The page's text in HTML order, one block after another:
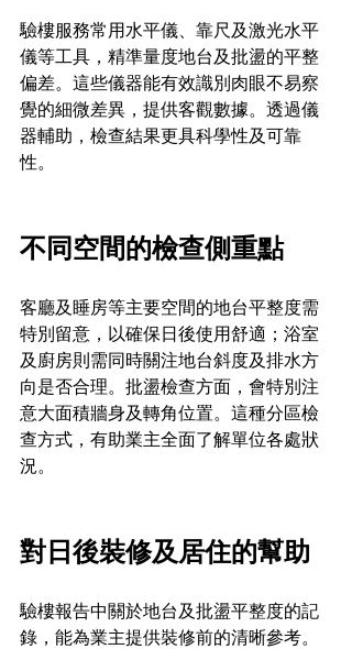
驗樓服務常用水平儀、靠尺及激光水平
儀等工具，精準量度地台及批盪的平整
偏差。這些儀器能有效識別肉眼不易察
覺的細微差異，提供客觀數據。透過儀
器輔助，檢查結果更具科學性及可靠
性。
不同空間的檢查側重點
客廳及睡房等主要空間的地台平整度需
特別留意，以確保日後使用舒適；浴室
及廚房則需同時關注地台斜度及排水方
向是否合理。批盪檢查方面，會特別注
意大面積牆身及轉角位置。這種分區檢
查方式，有助業主全面了解單位各處狀
況。
對日後裝修及居住的幫助
驗樓報告中關於地台及批盪平整度的記
錄，能為業主提供裝修前的清晰參考。